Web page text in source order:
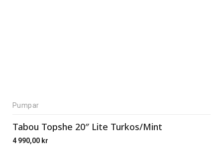
Pumpar
Tabou Topshe 20″ Lite Turkos/Mint
4 990,00 kr